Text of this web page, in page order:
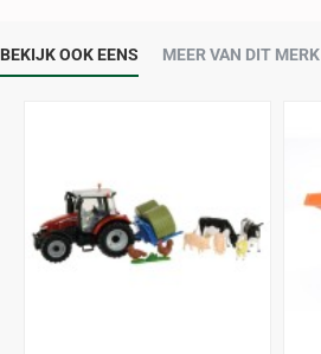
BEKIJK OOK EENS MEER VAN DIT MERK